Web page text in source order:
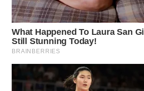
WN
SUKABUMI
WN
PURWAKARTA
PRIANGAN